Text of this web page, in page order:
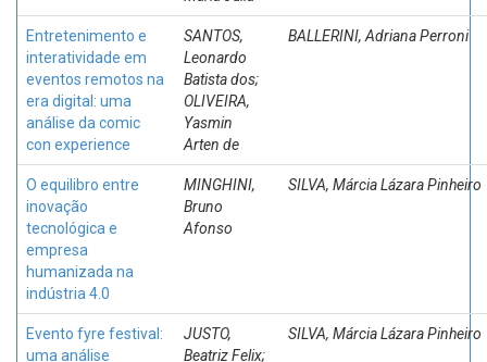
Entretenimento e
interatividade em
eventos remotos na
era digital: uma
análise da comic
con experience
SANTOS,
Leonardo
Batista dos;
OLIVEIRA,
Yasmin
Arten de
BALLERINI, Adriana Perroni
O equilibro entre
inovação
tecnológica e
empresa
humanizada na
indústria 4.0
MINGHINI,
Bruno
Afonso
SILVA, Márcia Lázara Pinheiro
Evento fyre festival:
uma análise
JUSTO,
Beatriz Felix;
SILVA, Márcia Lázara Pinheiro